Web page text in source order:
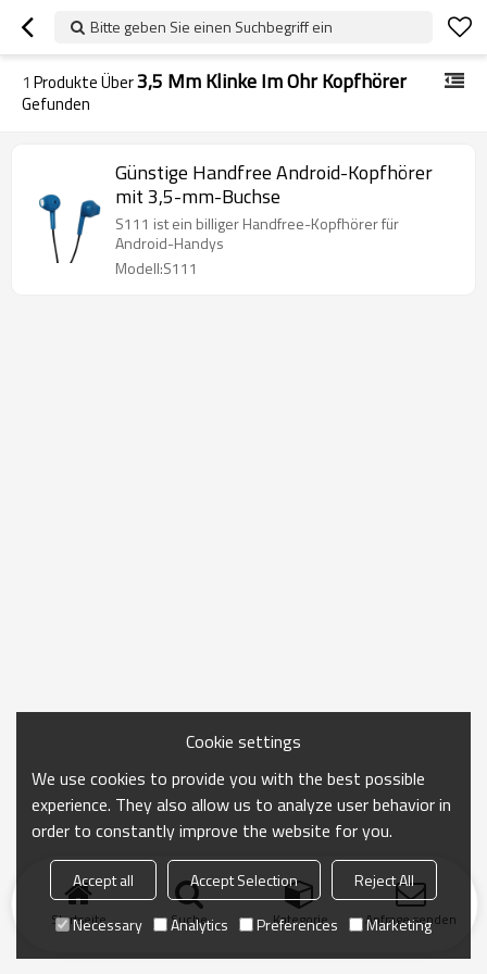
Bitte geben Sie einen Suchbegriff ein
1 Produkte Über3,5 Mm Klinke Im Ohr Kopfhörer
Gefunden
Günstige Handfree Android-Kopfhörer
mit 3,5-mm-Buchse
S111 ist ein billiger Handfree-Kopfhörer für
Android-Handys
Modell:S111
Startseite Suche Kategorie Anfrage senden
Cookie settings
We use cookies to provide you with the best possible
experience. They also allow us to analyze user behavior in
order to constantly improve the website for you.
Accept all Accept Selection
Reject All
Necessary
Analytics Preferences Marketing